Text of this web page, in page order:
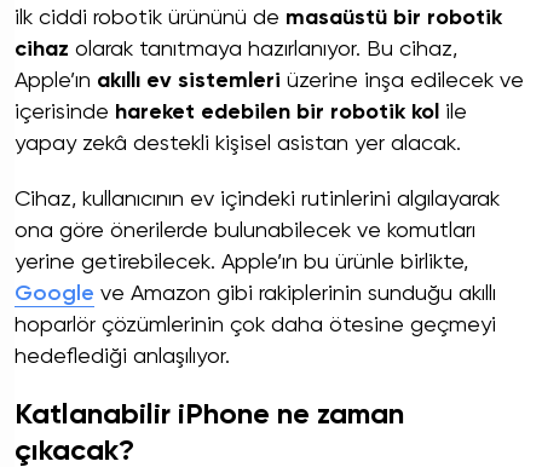
ilk ciddi robotik ürününü de masaüstü bir robotik
cihaz olarak tanıtmaya hazırlanıyor. Bu cihaz,
Apple’ın akıllı ev sistemleri üzerine inşa edilecek ve
içerisinde hareket edebilen bir robotik kol ile
yapay zekâ destekli kişisel asistan yer alacak.
Cihaz, kullanıcının ev içindeki rutinlerini algılayarak
ona göre önerilerde bulunabilecek ve komutları
yerine getirebilecek. Apple’ın bu ürünle birlikte,
Google ve Amazon gibi rakiplerinin sunduğu akıllı
hoparlör çözümlerinin çok daha ötesine geçmeyi
hedeflediği anlaşılıyor.
Katlanabilir iPhone ne zaman
çıkacak?